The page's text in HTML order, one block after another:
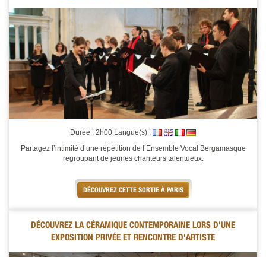
Durée : 2h00 Langue(s) :
Partagez l’intimité d’une répétition de l’Ensemble Vocal Bergamasque
regroupant de jeunes chanteurs talentueux.
DÉCOUVREZ CETTE SORTIE À PARIS
DÉCOUVREZ LA CÉRAMIQUE CONTEMPORAINE LORS D'UNE
EXPOSITION PRIVÉE ET RENCONTRE D'ARTISTE